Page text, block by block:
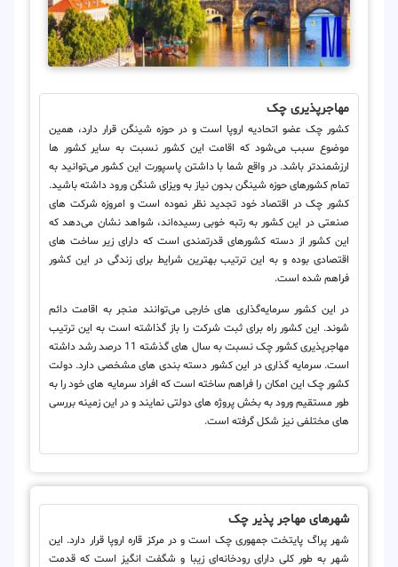
مهاجرپذیری چک
کشور چک عضو اتحادیه اروپا است و در حوزه شینگن قرار دارد، همین
موضوع سبب می‌شود که اقامت این کشور نسبت به سایر کشور ها
ارزشمندتر باشد. در واقع شما با داشتن پاسپورت این کشور می‌توانید به
تمام کشورهای حوزه شینگن بدون نیاز به ویزای شنگن ورود داشته باشید.
کشور چک در اقتصاد خود تجدید نظر نموده است و امروزه شرکت های
صنعتی در این کشور به رتبه خوبی رسیده‌اند، شواهد نشان می‌دهد که
این کشور از دسته کشورهای قدرتمندی است که دارای زیر ساخت های
اقتصادی بوده و به این ترتیب بهترین شرایط برای زندگی در این کشور
فراهم شده است.
در این کشور سرمایه‌گذاری های خارجی می‌توانند منجر به اقامت دائم
شوند. این کشور راه برای ثبت شرکت را باز گذاشته است به این ترتیب
مهاجرپذیری کشور چک نسبت به سال های گذشته 11 درصد رشد داشته
است. سرمایه گذاری در این کشور دسته بندی های مشخصی دارد. دولت
کشور چک این امکان را فراهم ساخته است که افراد سرمایه های خود را به
طور مستقیم ورود به بخش پروژه های دولتی نمایند و در این زمینه بررسی
های مختلفی نیز شکل گرفته است.
شهرهای مهاجر پذیر چک
شهر پراگ پایتخت جمهوری چک است و در مرکز قاره اروپا قرار دارد. این
شهر به طور کلی دارای رودخانه‌ای زیبا و شگفت انگیز است که قدمت